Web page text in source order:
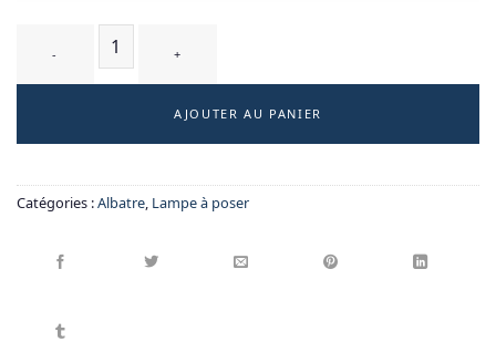
AJOUTER AU PANIER
Catégories :Albatre, Lampe à poser